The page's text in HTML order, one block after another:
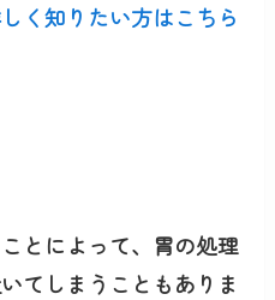
く知りたい方はこちら
とによって、 胃の処理
てしまうこともありま